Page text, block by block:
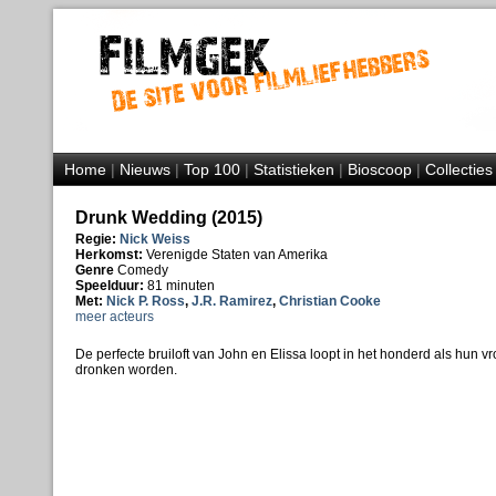
Home|Nieuws|Top 100|Statistieken|Bioscoop|Collecties
Drunk Wedding (2015)
Regie: Nick Weiss
Herkomst: Verenigde Staten van Amerika
Genre Comedy
Speelduur: 81 minuten
Met: Nick P. Ross, J.R. Ramirez, Christian Cooke
meer acteurs
De perfecte bruiloft van John en Elissa loopt in het honderd als hun
dronken worden.